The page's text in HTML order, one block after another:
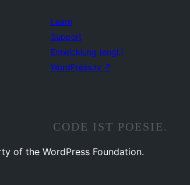
Learn
Support
Entwicklung (engl.)
WordPress.tv ↗
CODE IST POESIE.
of the WordPress Foundation.